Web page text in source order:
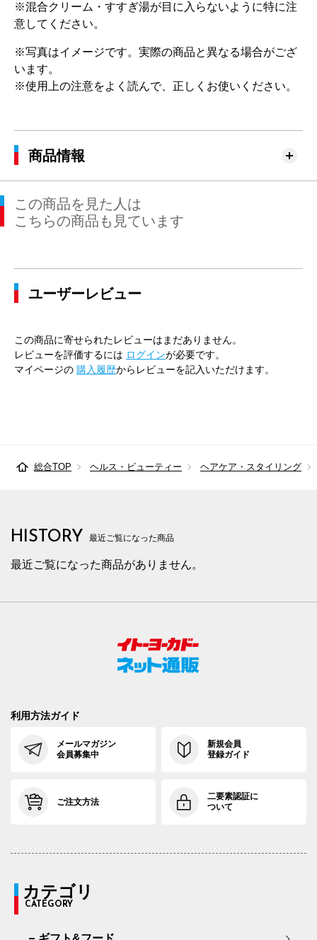
※混合クリーム・すすぎ湯が目に入らないように特に注
意してください。
※写真はイメージです。実際の商品と異なる場合がござ
います。
※使用上の注意をよく読んで、正しくお使いください。
商品情報
この商品を見た人は
こちらの商品も見ています
ユーザーレビュー
この商品に寄せられたレビューはまだありません。
レビューを評価するには ログインが必要です。
マイページの 購入履歴からレビューを記入いただけます。
総合TOP ヘルス・ビューティー ヘアケア・スタイリング
HISTORY 最近ご覧になった商品
最近ご覧になった商品がありません。
利用方法ガイド
メールマガジン
会員募集中
新規会員
登録ガイド
ご注文方法
二要素認証に
ついて
カテゴリ
CATEGORY